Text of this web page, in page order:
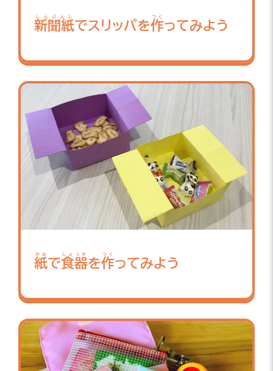
新聞紙
しんぶんし
でスリッパを作
つく
ってみよう
紙
かみ
で食器
しょっき
を作
つく
ってみよう